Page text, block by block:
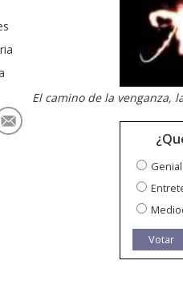
El camino de la venganza,
Genial
Votar